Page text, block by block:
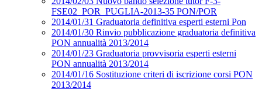
FSE02_POR_PUGLIA-2013-35 PON/POR
2014/01/31 Graduatoria definitiva esperti esterni Pon
2014/01/30 Rinvio pubblicazione graduatoria definitiva
PON annualità 2013/2014
2014/01/23 Graduatoria provvisoria esperti esterni
PON annualità 2013/2014
2014/01/16 Sostituzione criteri di iscrizione corsi PON
2013/2014